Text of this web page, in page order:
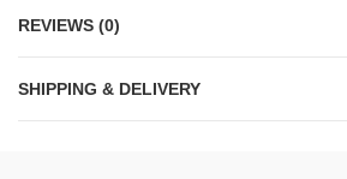
REVIEWS (0)
SHIPPING & DELIVERY